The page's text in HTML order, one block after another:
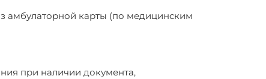
амбулаторной карты (по медицинским
при наличии документа,